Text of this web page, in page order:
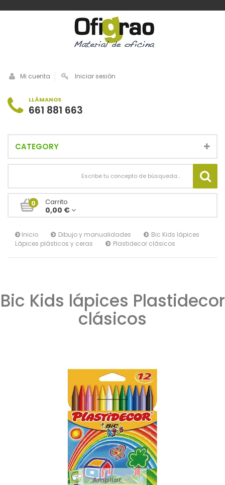
Mi cuenta Iniciar sesión
LLÁMANOS
661 881 663
CATEGORY
0 Carrito
0,00 €
Inicio
Dibujo y manualidades
Lápices plásticos y ceras
Bic Kids lápices
Plastidecor clásicos
Bic Kids lápices Plastidecor
clásicos
Ampliar